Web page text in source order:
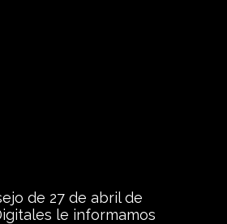
de 27 de abril de
le informamos